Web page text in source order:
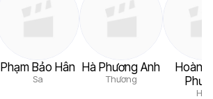
Phạm Bảo Hân
Sa
Hà Phương Anh
Thương
Hoàng
Hân